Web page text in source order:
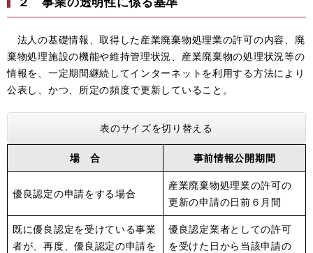
法人の基礎情報、取得した産業廃棄物処理業の許可の内容、廃
棄物処理施設の機能や維持管理状況、産業廃棄物の処理状況等の
情報を、一定期間継続してインターネットを利用する方法により
公表し、かつ、所定の頻度で更新していること。
表のサイズを切り替える
場 合 事前情報公開期間
優良認定の申請をする場合
産業廃棄物処理業の許可の
更新の申請の日前６月間
既に優良認定を受けている事業
者が、再度、優良認定の申請を
優良認定業者としての許可
を受けた日から当該申請の